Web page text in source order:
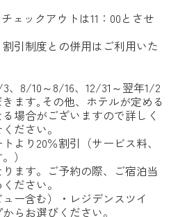
ェックアウトは11：00とさせ
引制度との併用はご利用いた
、8/10～8/16、12/31～翌年1/2
ます｡その他、ホテルが定める
場合がございますので詳しく
ださい。
より20％割引（サービス料、
）
ます。ご予約の際、ご宿泊当
ださい。
ー含む）・レジデンスツイ
らお選びください。